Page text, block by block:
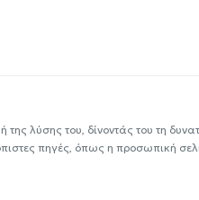
λύσης του, δίνοντάς του τη
πηγές, όπως η προσωπική